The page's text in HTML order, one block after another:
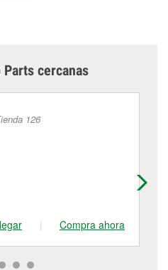
cercanas
126
| Compra ahora